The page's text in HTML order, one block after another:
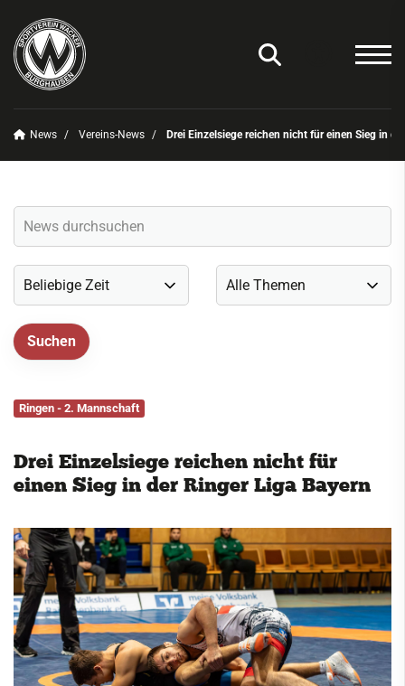
News Vereins-News Drei Einzelsiege reichen nicht für einen Sieg in
Ringen - 2. Mannschaft
Drei Einzelsiege reichen nicht für
einen Sieg in der Ringer Liga Bayern
Vereins-News
Vereins-App/Vereinszeitung
Onlineshop
Sportdeutschland-News
Kontakt